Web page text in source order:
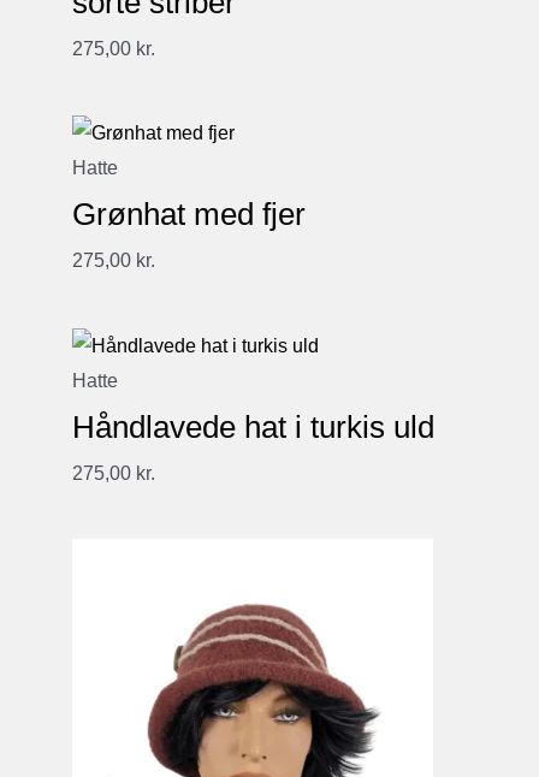
275,00 kr.
Hatte
Grønhat med fjer
275,00 kr.
Hatte
Håndlavede hat i turkis uld
275,00 kr.